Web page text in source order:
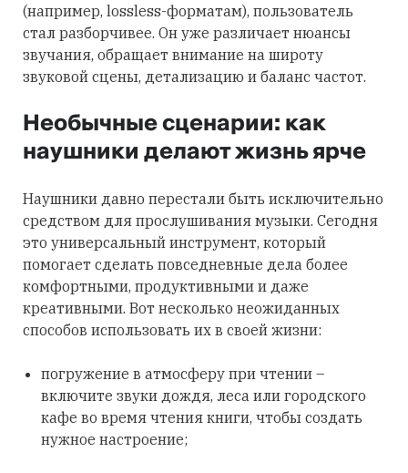
(например, lossless-форматам), пользователь
стал разборчивее. Он уже различает нюансы
звучания, обращает внимание на широту
звуковой сцены, детализацию и баланс частот.
Необычные сценарии: как
наушники делают жизнь ярче
Наушники давно перестали быть исключительно
средством для прослушивания музыки. Сегодня
это универсальный инструмент, который
помогает сделать повседневные дела более
комфортными, продуктивными и даже
креативными. Вот несколько неожиданных
способов использовать их в своей жизни:
погружение в атмосферу при чтении –
включите звуки дождя, леса или городского
кафе во время чтения книги, чтобы создать
нужное настроение;